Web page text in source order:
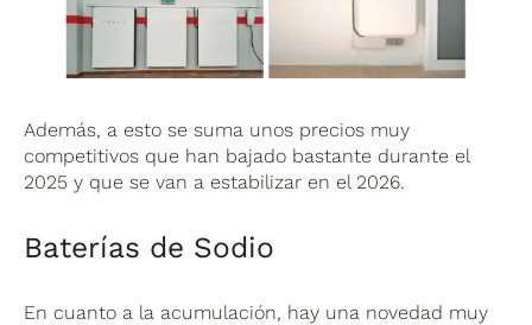
Además, a esto se suma unos precios muy
competitivos que han bajado bastante durante el
2025 y que se van a estabilizar en el 2026.
Baterías de Sodio
En cuanto a la acumulación, hay una novedad muy